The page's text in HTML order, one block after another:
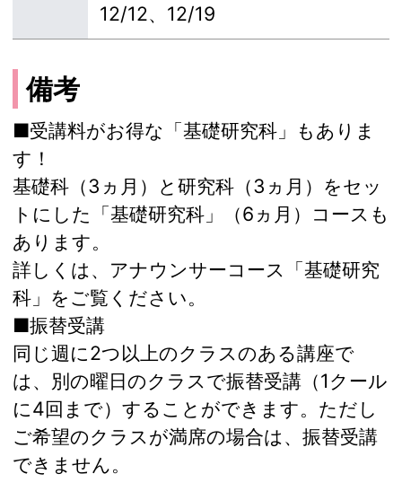
12/12、12/19
備考
■受講料がお得な「基礎研究科」もありま
す！
基礎科（3ヵ月）と研究科（3ヵ月）をセッ
トにした「基礎研究科」（6ヵ月）コースも
あります。
詳しくは、アナウンサーコース「基礎研究
科」をご覧ください。
■振替受講
同じ週に2つ以上のクラスのある講座で
は、別の曜日のクラスで振替受講（1クール
に4回まで）することができます。ただし
ご希望のクラスが満席の場合は、振替受講
できません。